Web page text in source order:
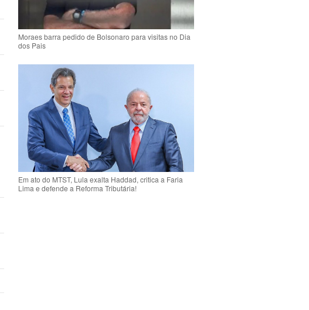
Moraes barra pedido de Bolsonaro para visitas no Dia
dos Pais
Em ato do MTST, Lula exalta Haddad, critica a Faria
Lima e defende a Reforma Tributária!